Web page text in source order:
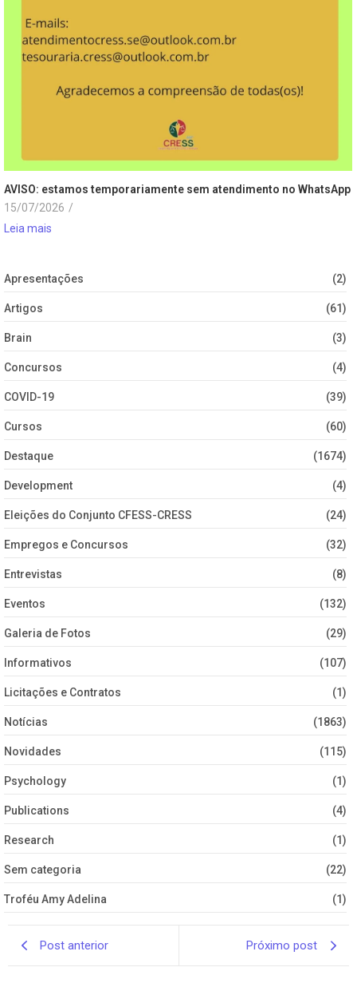
AVISO: estamos temporariamente sem atendimento no WhatsApp
15/07/2026 /
Leia mais
Apresentações (2)
Artigos (61)
Brain (3)
Concursos (4)
COVID-19 (39)
Cursos (60)
Destaque (1674)
Development (4)
Eleições do Conjunto CFESS-CRESS (24)
Empregos e Concursos (32)
Entrevistas (8)
Eventos (132)
Galeria de Fotos (29)
Informativos (107)
Licitações e Contratos (1)
Notícias (1863)
Novidades (115)
Psychology (1)
Publications (4)
Research (1)
Sem categoria (22)
Troféu Amy Adelina (1)
Post anterior Próximo post